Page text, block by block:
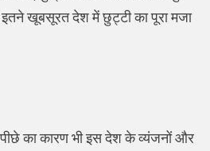
इतने खूबसूरत देश में छुट्टी का पूरा मजा
का कारण भी इस देश के व्यंजनों और